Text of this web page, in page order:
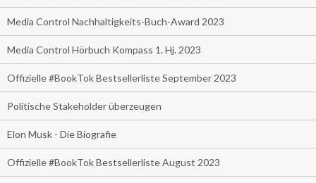
Media Control Nachhaltigkeits-Buch-Award 2023
Media Control Hörbuch Kompass 1. Hj. 2023
Offizielle #BookTok Bestsellerliste September 2023
Politische Stakeholder überzeugen
Elon Musk - Die Biografie
Offizielle #BookTok Bestsellerliste August 2023